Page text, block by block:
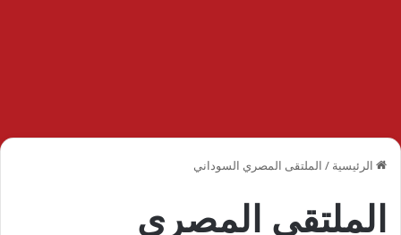
الرئيسية / الملتقى المصري السوداني
الملتقى المصري